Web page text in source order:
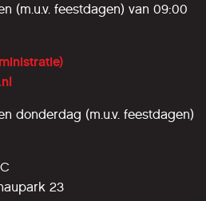
(m.u.v. feestdagen) van 09:00
donderdag (m.u.v. feestdagen)
23